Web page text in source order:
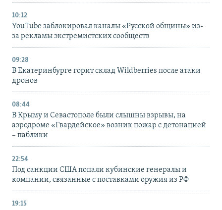
10:12
YouTube заблокировал каналы «Русской общины» из-
за рекламы экстремистских сообществ
09:28
В Екатеринбурге горит склад Wildberries после атаки
дронов
08:44
В Крыму и Севастополе были слышны взрывы, на
аэродроме «Гвардейское» возник пожар с детонацией
– паблики
22:54
Под санкции США попали кубинские генералы и
компании, связанные с поставками оружия из РФ
19:15